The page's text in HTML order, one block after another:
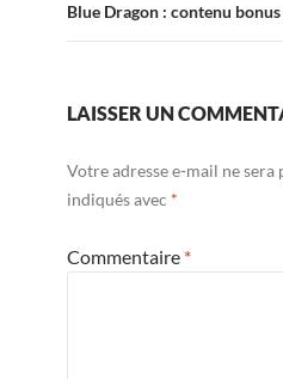
Blue Dragon : contenu
LAISSER UN
Votre adresse e-mail ne sera
indiqués avec *
Commentaire *